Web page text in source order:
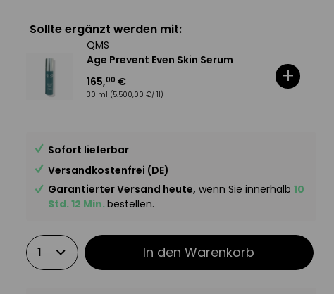
Sollte ergänzt werden mit:
QMS
Age Prevent Even Skin Serum
165,00 €
30 ml (5.500,00 €/ 1l)
+
Sofort lieferbar
Versandkostenfrei (DE)
Garantierter Versand heute, wenn Sie innerhalb10
Std. 12 Min.bestellen.
In den Warenkorb